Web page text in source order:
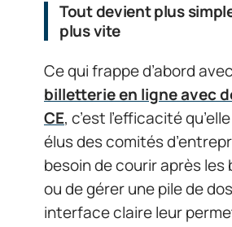
Tout devient plus
plus vite
Ce qui frappe d’abord
billetterie en ligne avec
CE, c’est l’efficacité
élus des comités
besoin de courir après les
ou de gérer une pile de
interface claire leur